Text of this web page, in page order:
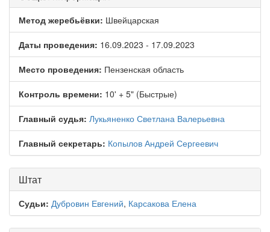
Метод жеребьёвки: Швейцарская
Даты проведения: 16.09.2023 - 17.09.2023
Место проведения: Пензенская область
Контроль времени: 10' + 5" (Быстрые)
Главный судья: Лукьяненко Светлана Валерьевна
Главный секретарь: Копылов Андрей Сергеевич
Штат
Судьи: Дубровин Евгений, Карсакова Елена